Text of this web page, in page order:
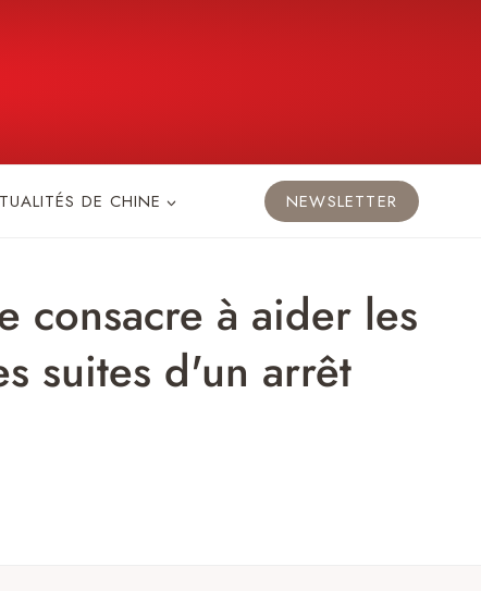
DE CHINE NEWSLETTER
consacre à aider les
suites d'un arrêt